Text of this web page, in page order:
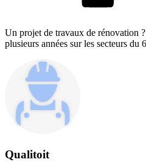
Un projet de travaux de rénovation
plusieurs années sur les secteurs du
Qualitoit